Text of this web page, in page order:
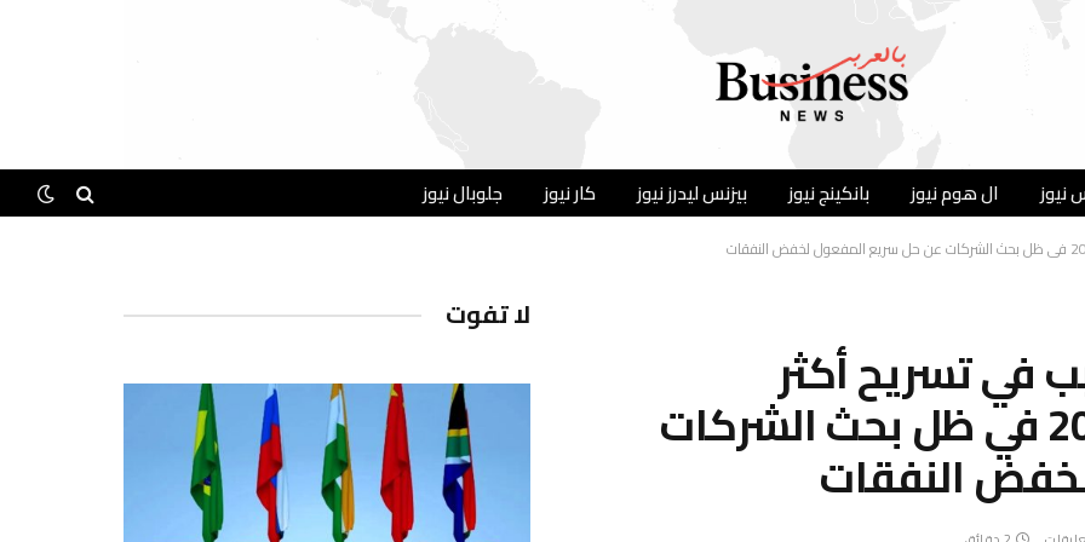
نيوز ال هوم نيوز بانكينج نيوز بيزنس ليدرز نيوز كار نيوز جلوبال نيوز
في تسريح أكثر
للموظفين خلال عام 2026 في ظل بحث الشركات
النفقات
لا تفوت